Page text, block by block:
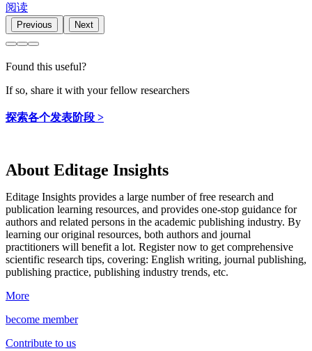
阅读
Previous Next
Found this useful?
If so, share it with your fellow researchers
探索各个发表阶段 >
About Editage Insights
Editage Insights provides a large number of free research and
publication learning resources, and provides one-stop guidance for
authors and related persons in the academic publishing industry. By
learning our original resources, both authors and journal
practitioners will benefit a lot. Register now to get comprehensive
scientific research tips, covering: English writing, journal publishing,
publishing practice, publishing industry trends, etc.
More
become member
Contribute to us